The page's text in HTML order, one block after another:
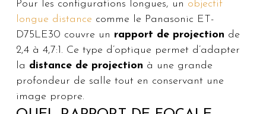
Pour les configurations longues, un objectif
longue distance comme le Panasonic ET-
D75LE30 couvre un rapport de projection de
2,4 à 4,7:1. Ce type d’optique permet d’adapter
la distance de projection à une grande
profondeur de salle tout en conservant une
image propre.